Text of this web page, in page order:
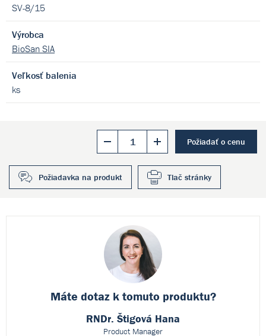
SV-8/15
Výrobca
BioSan SIA
Veľkosť balenia
ks
Požiadať o cenu
Požiadavka na produkt Tlač stránky
Máte dotaz k tomuto produktu?
RNDr. Štigová Hana
Product Manager